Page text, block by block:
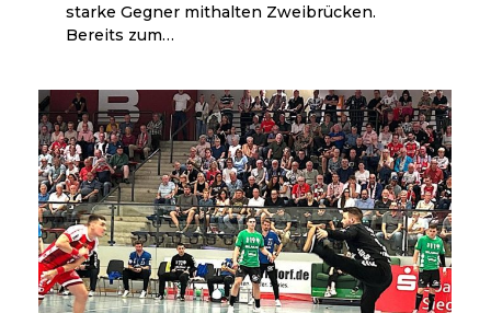
starke Gegner mithalten Zweibrücken.
Bereits zum…